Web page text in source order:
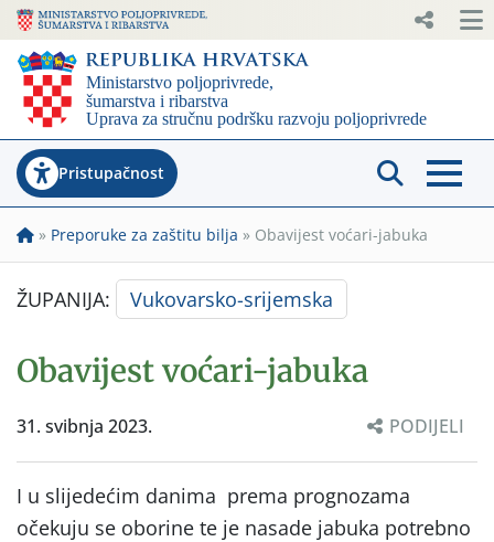
Pristupačnost
» Preporuke za zaštitu bilja » Obavijest voćari-jabuka
ŽUPANIJA: Vukovarsko-srijemska
Obavijest voćari-jabuka
31. svibnja 2023. PODIJELI
I u slijedećim danima prema prognozama
očekuju se oborine te je nasade jabuka potrebno